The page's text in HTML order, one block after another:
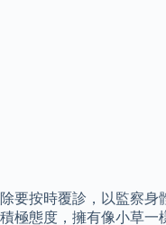
除要按時覆診，以監察身
積極態度，擁有像小草一